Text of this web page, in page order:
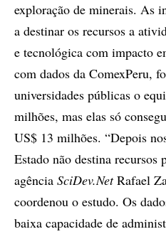
exploração de minerais. As
a destinar os recursos a
e tecnológica com impacto
com dados da ComexPeru,
universidades públicas o
milhões, mas elas só
US$ 13 milhões. “Depois
Estado não destina recursos
agência SciDev.NetRafael
coordenou o estudo. Os
baixa capacidade de